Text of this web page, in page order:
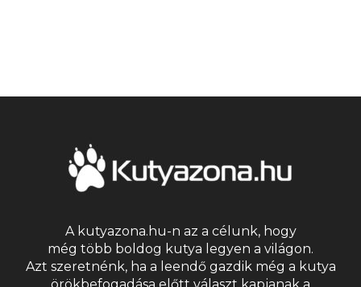
A kutyazona.hu-n az a célunk, hogy
még több boldog kutya legyen a világon.
Azt szeretnénk, ha a leendő gazdik még a kutya